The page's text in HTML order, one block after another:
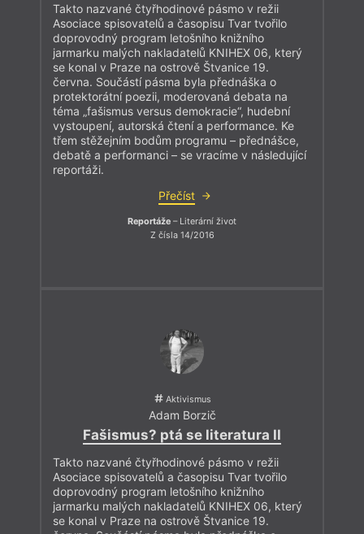
Takto nazvané čtyřhodinové pásmo v režii
Asociace spisovatelů a časopisu Tvar tvořilo
doprovodný program letošního knižního
jarmarku malých nakladatelů KNIHEX 06, který
se konal v Praze na ostrově Štvanice 19.
června. Součástí pásma byla přednáška o
protektorátní poezii, moderovaná debata na
téma „fašismus versus demokracie“, hudební
vystoupení, autorská čtení a performance. Ke
třem stěžejním bodům programu – přednášce,
debatě a performanci – se vracíme v následující
reportáži.
Přečíst
Reportáže – Literární život
Z čísla 14/2016
Aktivismus
Adam Borzič
Fašismus? ptá se literatura II
Takto nazvané čtyřhodinové pásmo v režii
Asociace spisovatelů a časopisu Tvar tvořilo
doprovodný program letošního knižního
jarmarku malých nakladatelů KNIHEX 06, který
se konal v Praze na ostrově Štvanice 19.